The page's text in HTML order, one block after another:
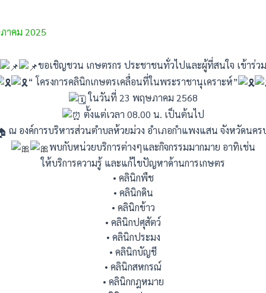
าคม 2025
ขอเชิญชวน เกษตรกร ประชาชนทั่วไปและผู้ที่สนใจ เข้าร่วม
“ โครงการคลินิกเกษตรเคลื่อนที่ในพระราชานุเคราะห์”
ในวันที่ 23 พฤษภาคม 2568
ตั้งแต่เวลา 08.00 น. เป็นต้นไป
ณ องค์การบริหารส่วนตำบลห้วยม่วง อำเภอกำแพงแสน จังหวัดนคร
พบกับหน่วยบริการต่างๆและกิจกรรมมากมาย อาทิเช่น
ให้บริการความรู้ และแก้ไขปัญหาด้านการเกษตร
• คลินิกพืช
• คลินิกดิน
• คลินิกข้าว
• คลินิกปศุสัตว์
• คลินิกประมง
• คลินิกบัญชี
• คลินิกสหกรณ์
• คลินิกกฎหมาย